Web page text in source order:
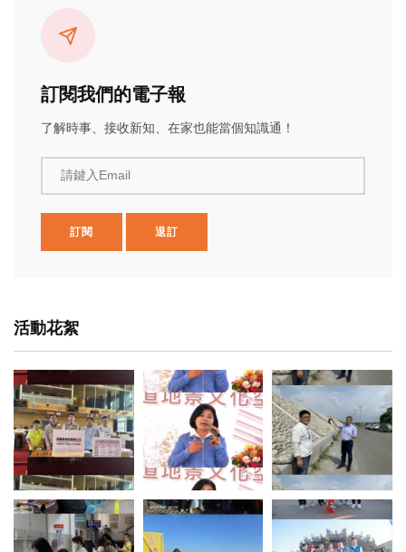
訂閱我們的電子報
了解時事、接收新知、在家也能當個知識通！
請鍵入Email
訂閱 退訂
活動花絮